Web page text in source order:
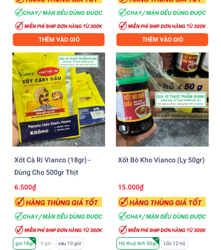
THÊM VÀO GIỎ THÊM VÀO GIỎ
Xốt Cà Ri Vianco (18gr) -
Dùng Cho 500gr Thịt
6.500₫
gói 18gr 5 gói xâu 10 gói
Xốt Bò Kho Vianco (ly 50gr)
15.000₫
Hũ thuỷ tinh 50gr Lốc 12 hũ